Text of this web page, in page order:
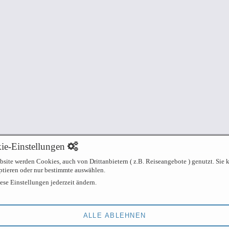
Einstellungen
werden Cookies, auch von Drittanbietern ( z.B. Reiseangebote ) genutzt. Sie
oder nur bestimmte auswählen.
Einstellungen jederzeit ändern.
ALLE ABLEHNEN